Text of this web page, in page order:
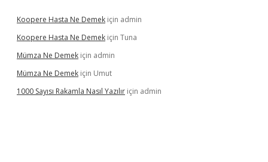
Koopere Hasta Ne Demek için admin
Koopere Hasta Ne Demek için Tuna
Mümza Ne Demek için admin
Mümza Ne Demek için Umut
1000 Sayısı Rakamla Nasıl Yazılır için admin